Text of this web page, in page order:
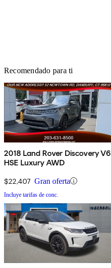
Recomendado para ti
2018 Land Rover Discovery V6
HSE Luxury AWD
$22,407 Gran oferta
Incluye tarifas de conc.